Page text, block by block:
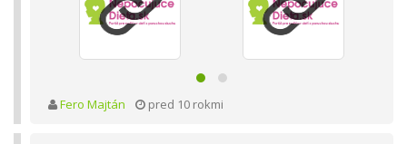
Fero Majtán pred 10 rokmi